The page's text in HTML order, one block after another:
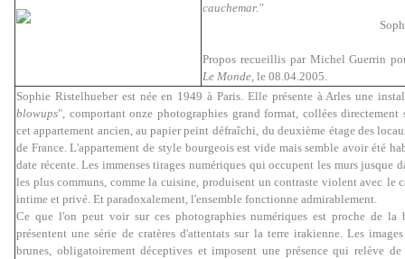
cauchemar."
Propos recueillis par Michel Guerrin
Le Monde, le 08.04.2005.
Sophie Ristelhueber est née en 1949 à Paris. Elle présente à Arles une
blowups", comportant onze photographies grand format, collées directement
cet appartement ancien, au papier peint défraîchi, du deuxième étage des
de France. L'appartement de style bourgeois est vide mais semble avoir été
date récente. Les immenses tirages numériques qui occupent les murs jusque
les plus communs, comme la cuisine, produisent un contraste violent avec le
intime et privé. Et paradoxalement, l'ensemble fonctionne admirablement.
Ce que l'on peut voir sur ces photographies numériques est proche de la
présentent une série de cratères d'attentats sur la terre irakienne. Les
brunes, obligatoirement déceptives et imposent une présence qui relève